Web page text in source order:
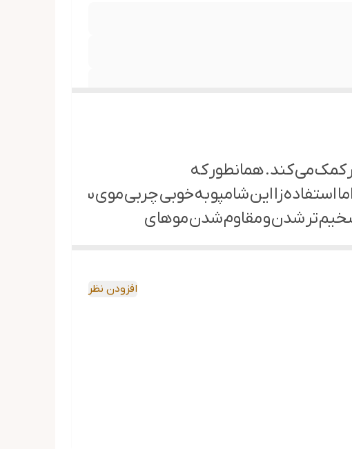
کمک می کند. همانطور که
استفاده زا این شامپو به خوبی چربی موی سر را تحت
ضخیم تر شدن و مقاوم شدن موهای
افزودن نظر